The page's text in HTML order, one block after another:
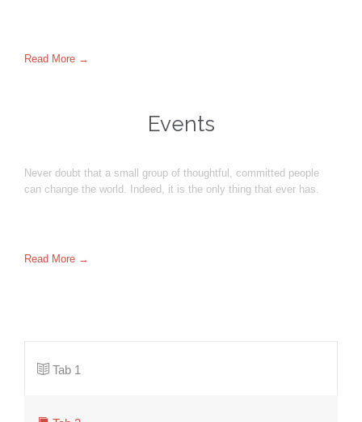
Read More →
Events
Never doubt that a small group of thoughtful, committed people
can change the world. Indeed, it is the only thing that ever has.
Read More →
 Tab 1